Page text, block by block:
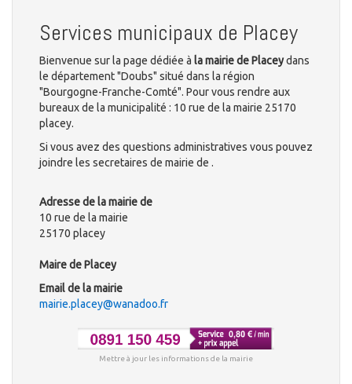
Services municipaux de Placey
Bienvenue sur la page dédiée à la mairie de Placeydans
le département "Doubs" situé dans la région
"Bourgogne-Franche-Comté". Pour vous rendre aux
bureaux de la municipalité : 10 rue de la mairie 25170
placey.
Si vous avez des questions administratives vous pouvez
joindre les secretaires de mairie de .
Adresse de la mairie de
10 rue de la mairie
25170 placey
Maire de Placey
Email de la mairie
mairie.placey@wanadoo.fr
Mettre à jour les informations de la mairie